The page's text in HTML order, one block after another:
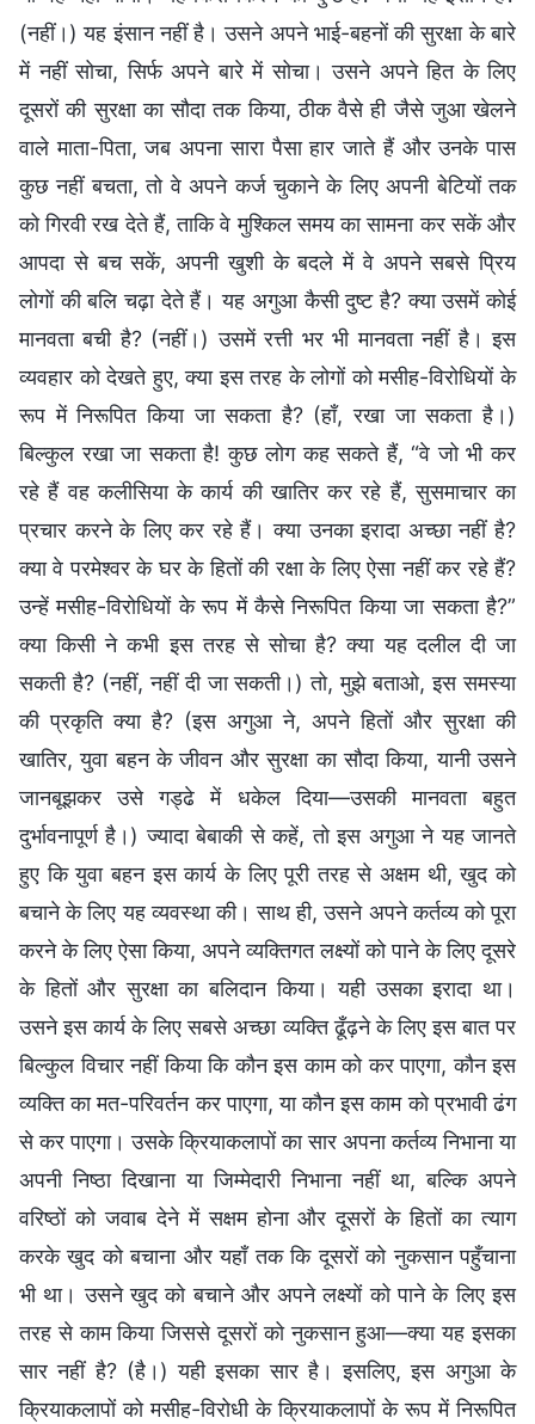
(नहीं।) यह इंसान नहीं है। उसने अपने भाई-बहनों की सुरक्षा के बारे
में नहीं सोचा, सिर्फ अपने बारे में सोचा। उसने अपने हित के लिए
दूसरों की सुरक्षा का सौदा तक किया, ठीक वैसे ही जैसे जुआ खेलने
वाले माता-पिता, जब अपना सारा पैसा हार जाते हैं और उनके पास
कुछ नहीं बचता, तो वे अपने कर्ज चुकाने के लिए अपनी बेटियों तक
को गिरवी रख देते हैं, ताकि वे मुश्किल समय का सामना कर सकें और
आपदा से बच सकें, अपनी खुशी के बदले में वे अपने सबसे प्रिय
लोगों की बलि चढ़ा देते हैं। यह अगुआ कैसी दुष्ट है? क्या उसमें कोई
मानवता बची है? (नहीं।) उसमें रत्ती भर भी मानवता नहीं है। इस
व्यवहार को देखते हुए, क्या इस तरह के लोगों को मसीह-विरोधियों के
रूप में निरूपित किया जा सकता है? (हाँ, रखा जा सकता है।)
बिल्कुल रखा जा सकता है! कुछ लोग कह सकते हैं, “वे जो भी कर
रहे हैं वह कलीसिया के कार्य की खातिर कर रहे हैं, सुसमाचार का
प्रचार करने के लिए कर रहे हैं। क्या उनका इरादा अच्छा नहीं है?
क्या वे परमेश्वर के घर के हितों की रक्षा के लिए ऐसा नहीं कर रहे हैं?
उन्हें मसीह-विरोधियों के रूप में कैसे निरूपित किया जा सकता है?”
क्या किसी ने कभी इस तरह से सोचा है? क्या यह दलील दी जा
सकती है? (नहीं, नहीं दी जा सकती।) तो, मुझे बताओ, इस समस्या
की प्रकृति क्या है? (इस अगुआ ने, अपने हितों और सुरक्षा की
खातिर, युवा बहन के जीवन और सुरक्षा का सौदा किया, यानी उसने
जानबूझकर उसे गड्ढे में धकेल दिया—उसकी मानवता बहुत
दुर्भावनापूर्ण है।) ज्यादा बेबाकी से कहें, तो इस अगुआ ने यह जानते
हुए कि युवा बहन इस कार्य के लिए पूरी तरह से अक्षम थी, खुद को
बचाने के लिए यह व्यवस्था की। साथ ही, उसने अपने कर्तव्य को पूरा
करने के लिए ऐसा किया, अपने व्यक्तिगत लक्ष्यों को पाने के लिए दूसरे
के हितों और सुरक्षा का बलिदान किया। यही उसका इरादा था।
उसने इस कार्य के लिए सबसे अच्छा व्यक्ति ढूँढ़ने के लिए इस बात पर
बिल्कुल विचार नहीं किया कि कौन इस काम को कर पाएगा, कौन इस
व्यक्ति का मत-परिवर्तन कर पाएगा, या कौन इस काम को प्रभावी ढंग
से कर पाएगा। उसके क्रियाकलापों का सार अपना कर्तव्य निभाना या
अपनी निष्ठा दिखाना या जिम्मेदारी निभाना नहीं था, बल्कि अपने
वरिष्ठों को जवाब देने में सक्षम होना और दूसरों के हितों का त्याग
करके खुद को बचाना और यहाँ तक कि दूसरों को नुकसान पहुँचाना
भी था। उसने खुद को बचाने और अपने लक्ष्यों को पाने के लिए इस
तरह से काम किया जिससे दूसरों को नुकसान हुआ—क्या यह इसका
सार नहीं है? (है।) यही इसका सार है। इसलिए, इस अगुआ के
क्रियाकलापों को मसीह-विरोधी के क्रियाकलापों के रूप में निरूपित